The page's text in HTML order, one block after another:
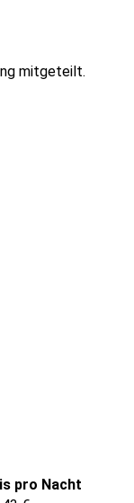
mitgeteilt.
pro Nacht